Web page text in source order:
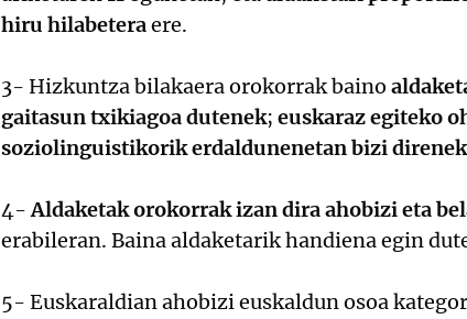
hiru hilabeteraere.
3- Hizkuntza bilakaera orokorrak baino
gaitasun txikiagoa dutenek; euskaraz egiteko
soziolinguistikorik erdaldunenetan bizi direnek
4-Aldaketak orokorrak izan dira ahobizi eta
erabileran. Baina aldaketarik handiena egin
5- Euskaraldian ahobizi euskaldun osoa